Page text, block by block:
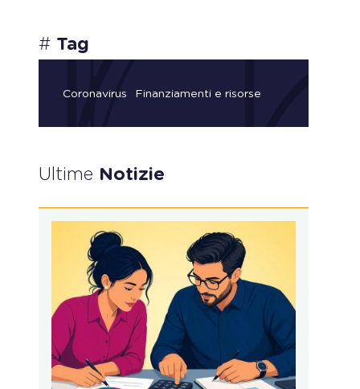
# Tag
Coronavirus Finanziamenti e risorse
Ultime Notizie